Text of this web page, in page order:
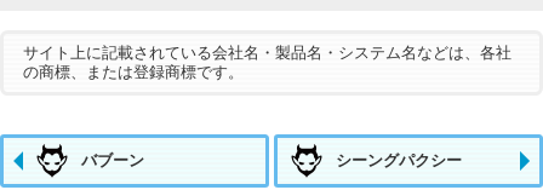
サイト上に記載されている会社名・製品名・システム名などは、各社
の商標、または登録商標です。
バブーン シーングパクシー